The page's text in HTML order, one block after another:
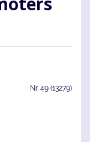
Nr. 49 (13279)